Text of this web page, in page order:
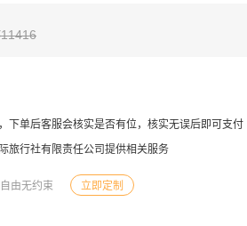
11416
下单后客服会核实是否有位，核实无误后即可支付
旅行社有限责任公司提供相关服务
由无约束 立即定制